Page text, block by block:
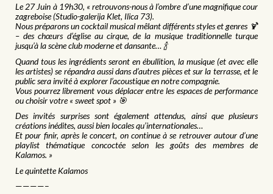
Le 27 Juin à 19h30, « retrouvons-nous à l’ombre d’une magnifique cour
zagreboise (Studio-galerija Klet, Ilica 73).
Nous préparons un cocktail musical mêlant différents styles et genres 🍹
– des chœurs d’église au cirque, de la musique traditionnelle turque
jusqu’à la scène club moderne et dansante… 🍾
Quand tous les ingrédients seront en ébullition, la musique (et avec elle
les artistes) se répandra aussi dans d’autres pièces et sur la terrasse, et le
public sera invité à explorer l’acoustique en notre compagnie.
Vous pourrez librement vous déplacer entre les espaces de performance
ou choisir votre « sweet spot » 🎯
Des invités surprises sont également attendus, ainsi que plusieurs
créations inédites, aussi bien locales qu’internationales…
Et pour finir, après le concert, on continue à se retrouver autour d’une
playlist thématique concoctée selon les goûts des membres de
Kalamos. »
Le quintette Kalamos
————–